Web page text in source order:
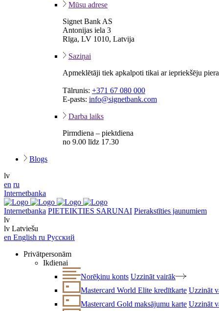
Mūsu adrese
Signet Bank AS
Antonijas iela 3
Rīga, LV 1010, Latvija
Saziņai
Apmeklētāji tiek apkalpoti tikai ar iepriekšēju
Tālrunis: +371 67 080 000
E-pasts: info@signetbank.com
Darba laiks
Pirmdiena – piektdiena
no 9.00 līdz 17.30
Blogs
lv
en ru
Internetbanka
Internetbanka PIETEIKTIES SARUNAI Pierakstīties jaunumiem
lv
lv Latviešu
en English ru Русский
Privātpersonām
Ikdienai
Norēķinu konts Uzzināt vairāk
Mastercard World Elite kredītkarte Uzzināt
Mastercard Gold maksājumu karte Uzzināt